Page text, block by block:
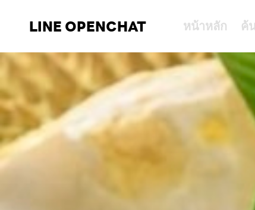
LINE OPENCHAT หน้าหลัก ค้